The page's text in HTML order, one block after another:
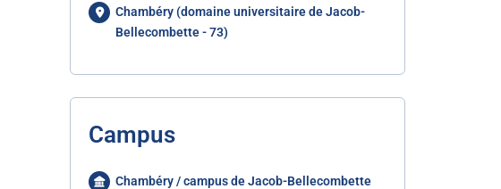
Chambéry (domaine universitaire de Jacob-
Bellecombette - 73)
Campus
Chambéry / campus de Jacob-Bellecombette